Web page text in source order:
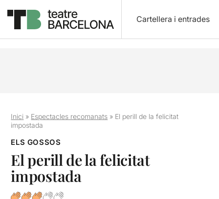
Cartellera i entrades
Inici » Espectacles recomanats » El perill de la felicitat
impostada
ELS GOSSOS
El perill de la felicitat
impostada